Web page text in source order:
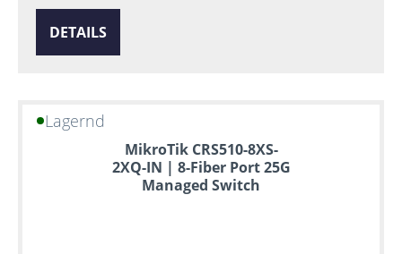
DETAILS
Lagernd
MikroTik CRS510-8XS-
2XQ-IN | 8-Fiber Port 25G
Managed Switch